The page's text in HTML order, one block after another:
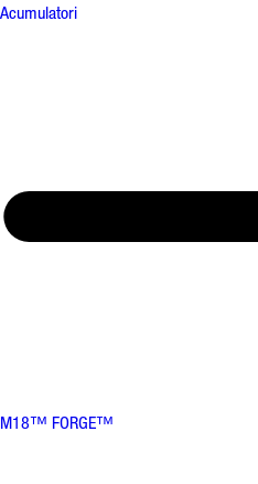
Acumulatori
M18™ FORGE™